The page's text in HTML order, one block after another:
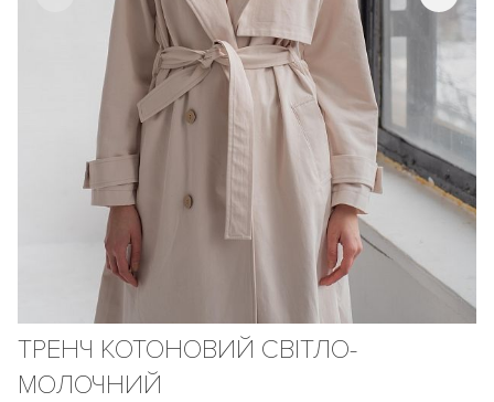
ТРЕНЧ КОТОНОВИЙ СВІТЛО-
МОЛОЧНИЙ